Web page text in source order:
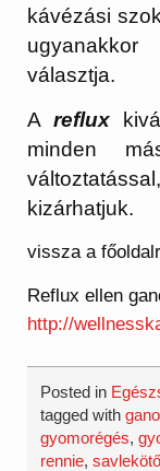
kávézási
választja.
Areflux
minden
kizárhatjuk.
vissza a
Reflux ellen
http://
Posted in
tagged with
gyomorégés,
rennie,savlekötő